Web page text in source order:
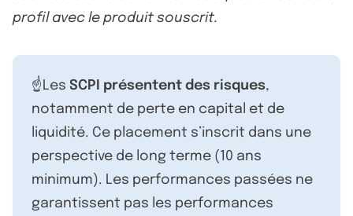
profil avec le produit souscrit.
☝️Les SCPI présentent des risques,
notamment de perte en capital et de
liquidité. Ce placement s’inscrit dans une
perspective de long terme (10 ans
minimum). Les performances passées ne
garantissent pas les performances